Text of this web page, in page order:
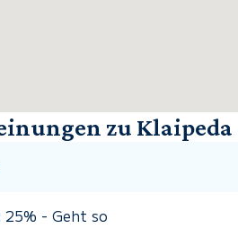
zu
25% - Geht so